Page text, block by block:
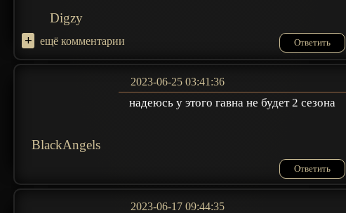
Digzy
+ ещё комментарии Ответить
BlackAngels
2023-06-25 03:41:36
надеюсь у этого гавна не будет 2 сезона
Ответить
2023-06-17 09:44:35